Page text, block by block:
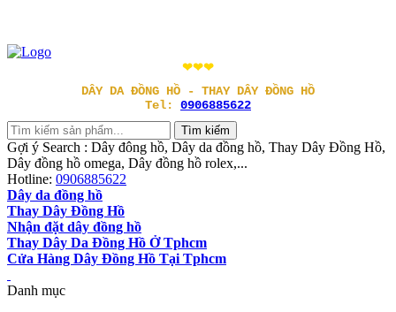
❤❤❤
DÂY DA ĐỒNG HỒ - THAY DÂY ĐỒNG HỒ
Tel: 0906885622
Gợi ý Search : Dây đông hồ, Dây da đồng hồ, Thay Dây Đồng Hồ,
Dây đồng hồ omega, Dây đồng hồ rolex,...
Hotline: 0906885622
Dây da đồng hồ
Thay Dây Đồng Hồ
Nhận đặt dây đồng hồ
Thay Dây Da Đồng Hồ Ở Tphcm
Cửa Hàng Dây Đồng Hồ Tại Tphcm
Danh mục